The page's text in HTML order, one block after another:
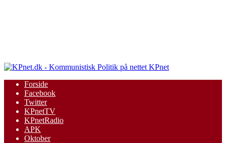
KPnet
Forside
Facebook
Twitter
KPnetTV
KPnetRadio
APK
Oktober